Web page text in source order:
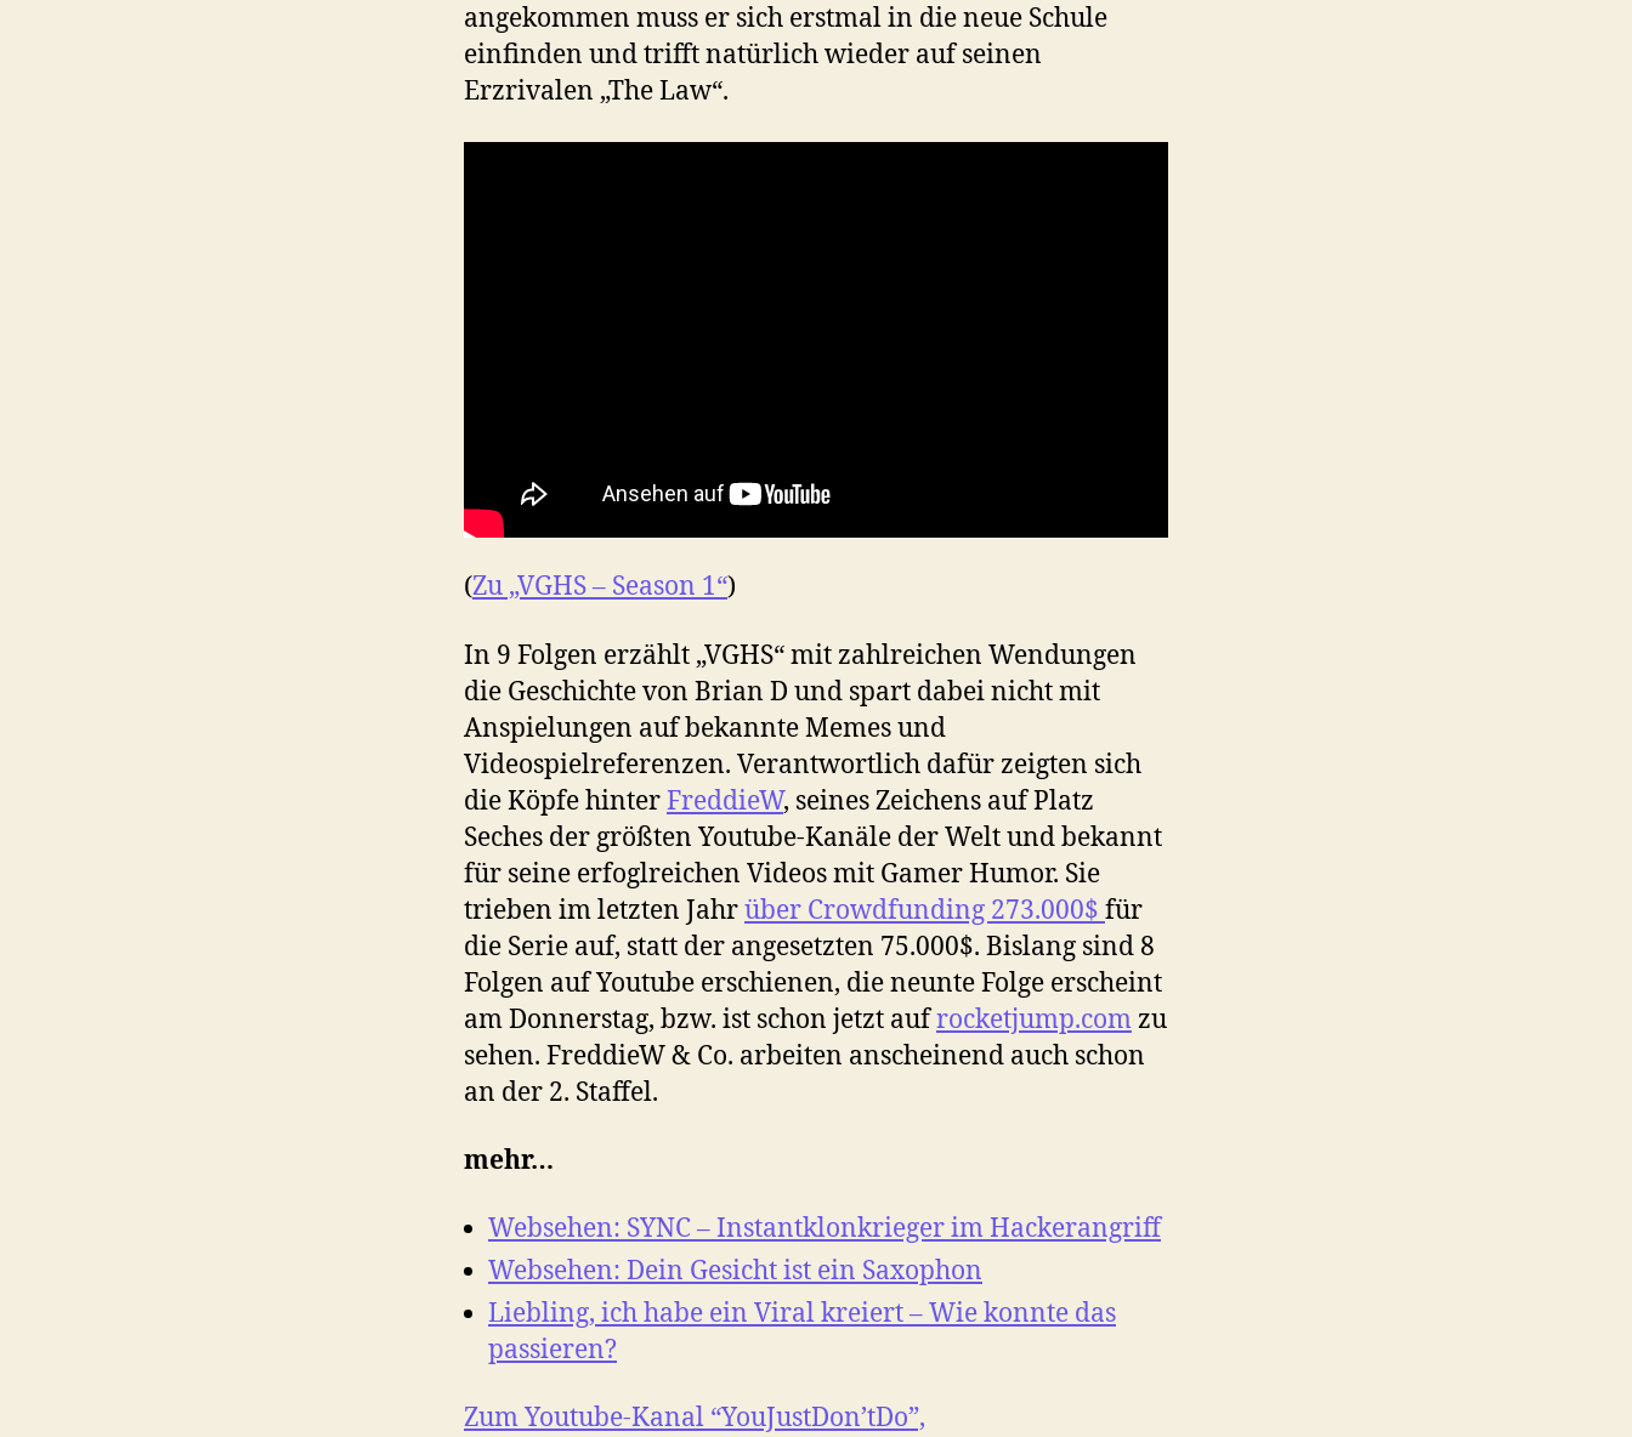
angekommen muss er sich erstmal in die neue Schule
einfinden und trifft natürlich wieder auf seinen
Erzrivalen „The Law“.
(Zu „VGHS – Season 1“)
In 9 Folgen erzählt „VGHS“ mit zahlreichen Wendungen
die Geschichte von Brian D und spart dabei nicht mit
Anspielungen auf bekannte Memes und
Videospielreferenzen. Verantwortlich dafür zeigten sich
die Köpfe hinterFreddieW, seines Zeichens auf Platz
Seches der größten Youtube-Kanäle der Welt und bekannt
für seine erfoglreichen Videos mit Gamer Humor. Sie
trieben im letzten Jahrüber Crowdfunding 273.000$ für
die Serie auf, statt der angesetzten 75.000$. Bislang sind 8
Folgen auf Youtube erschienen, die neunte Folge erscheint
am Donnerstag, bzw. ist schon jetzt aufrocketjump.comzu
sehen. FreddieW & Co. arbeiten anscheinend auch schon
an der 2. Staffel.
mehr…
Websehen: SYNC – Instantklonkrieger im Hackerangriff
Websehen: Dein Gesicht ist ein Saxophon
Liebling, ich habe ein Viral kreiert – Wie konnte das
passieren?
Zum Youtube-Kanal “YouJustDon’tDo”,